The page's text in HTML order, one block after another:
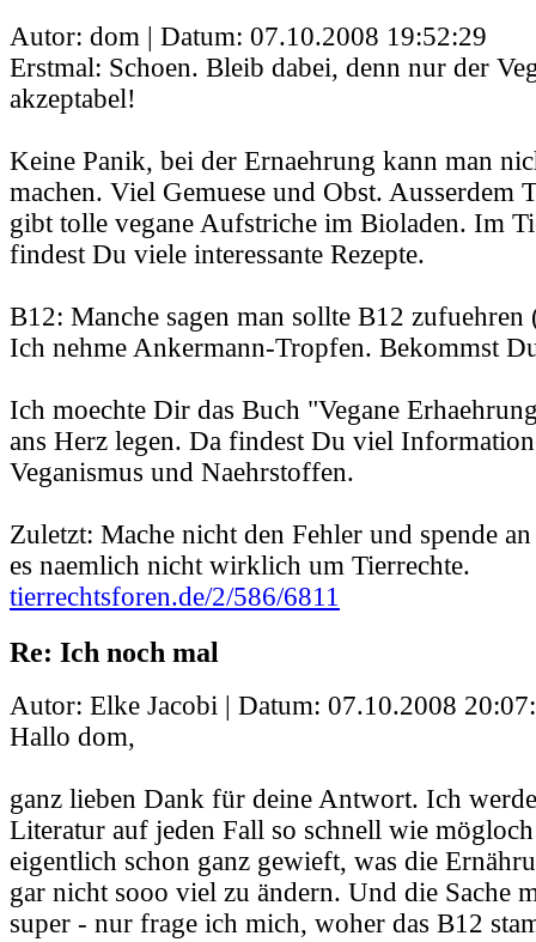
Autor: dom | Datum: 07.10.2008 19:52:29
Erstmal: Schoen. Bleib dabei, denn nur der
akzeptabel!
Keine Panik, bei der Ernaehrung kann man
machen. Viel Gemuese und Obst. Ausserdem
gibt tolle vegane Aufstriche im Bioladen. Im
findest Du viele interessante Rezepte.
B12: Manche sagen man sollte B12 zufuehren
Ich nehme Ankermann-Tropfen. Bekommst
Ich moechte Dir das Buch "Vegane
ans Herz legen. Da findest Du viel
Veganismus und Naehrstoffen.
Zuletzt: Mache nicht den Fehler und spende
es naemlich nicht wirklich um Tierrechte.
tierrechtsforen.de/2/586/6811
Re: Ich noch mal
Autor: Elke Jacobi | Datum: 07.10.2008
Hallo dom,
ganz lieben Dank für deine Antwort. Ich
Literatur auf jeden Fall so schnell wie
eigentlich schon ganz gewieft, was die
gar nicht sooo viel zu ändern. Und die Sache
super - nur frage ich mich, woher das B12